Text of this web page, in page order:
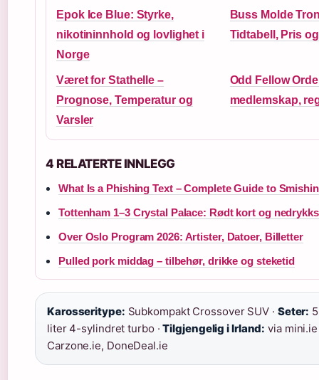
Epok Ice Blue: Styrke,
nikotininnhold og lovlighet i
Norge
Buss Molde
Tidtabell, Pris
Været for Stathelle –
Prognose, Temperatur og
Varsler
Odd Fellow
medlemskap,
4 RELATERTE INNLEGG
What Is a Phishing Text – Complete Guide to
Tottenham 1–3 Crystal Palace: Rødt kort og
Over Oslo Program 2026: Artister, Datoer, Billetter
Pulled pork middag – tilbehør, drikke og steketid
Karosseritype: Subkompakt Crossover SUV · Seter:
liter 4-sylindret turbo ·Tilgjengelig i Irland: via mini.ie
Carzone.ie, DoneDeal.ie